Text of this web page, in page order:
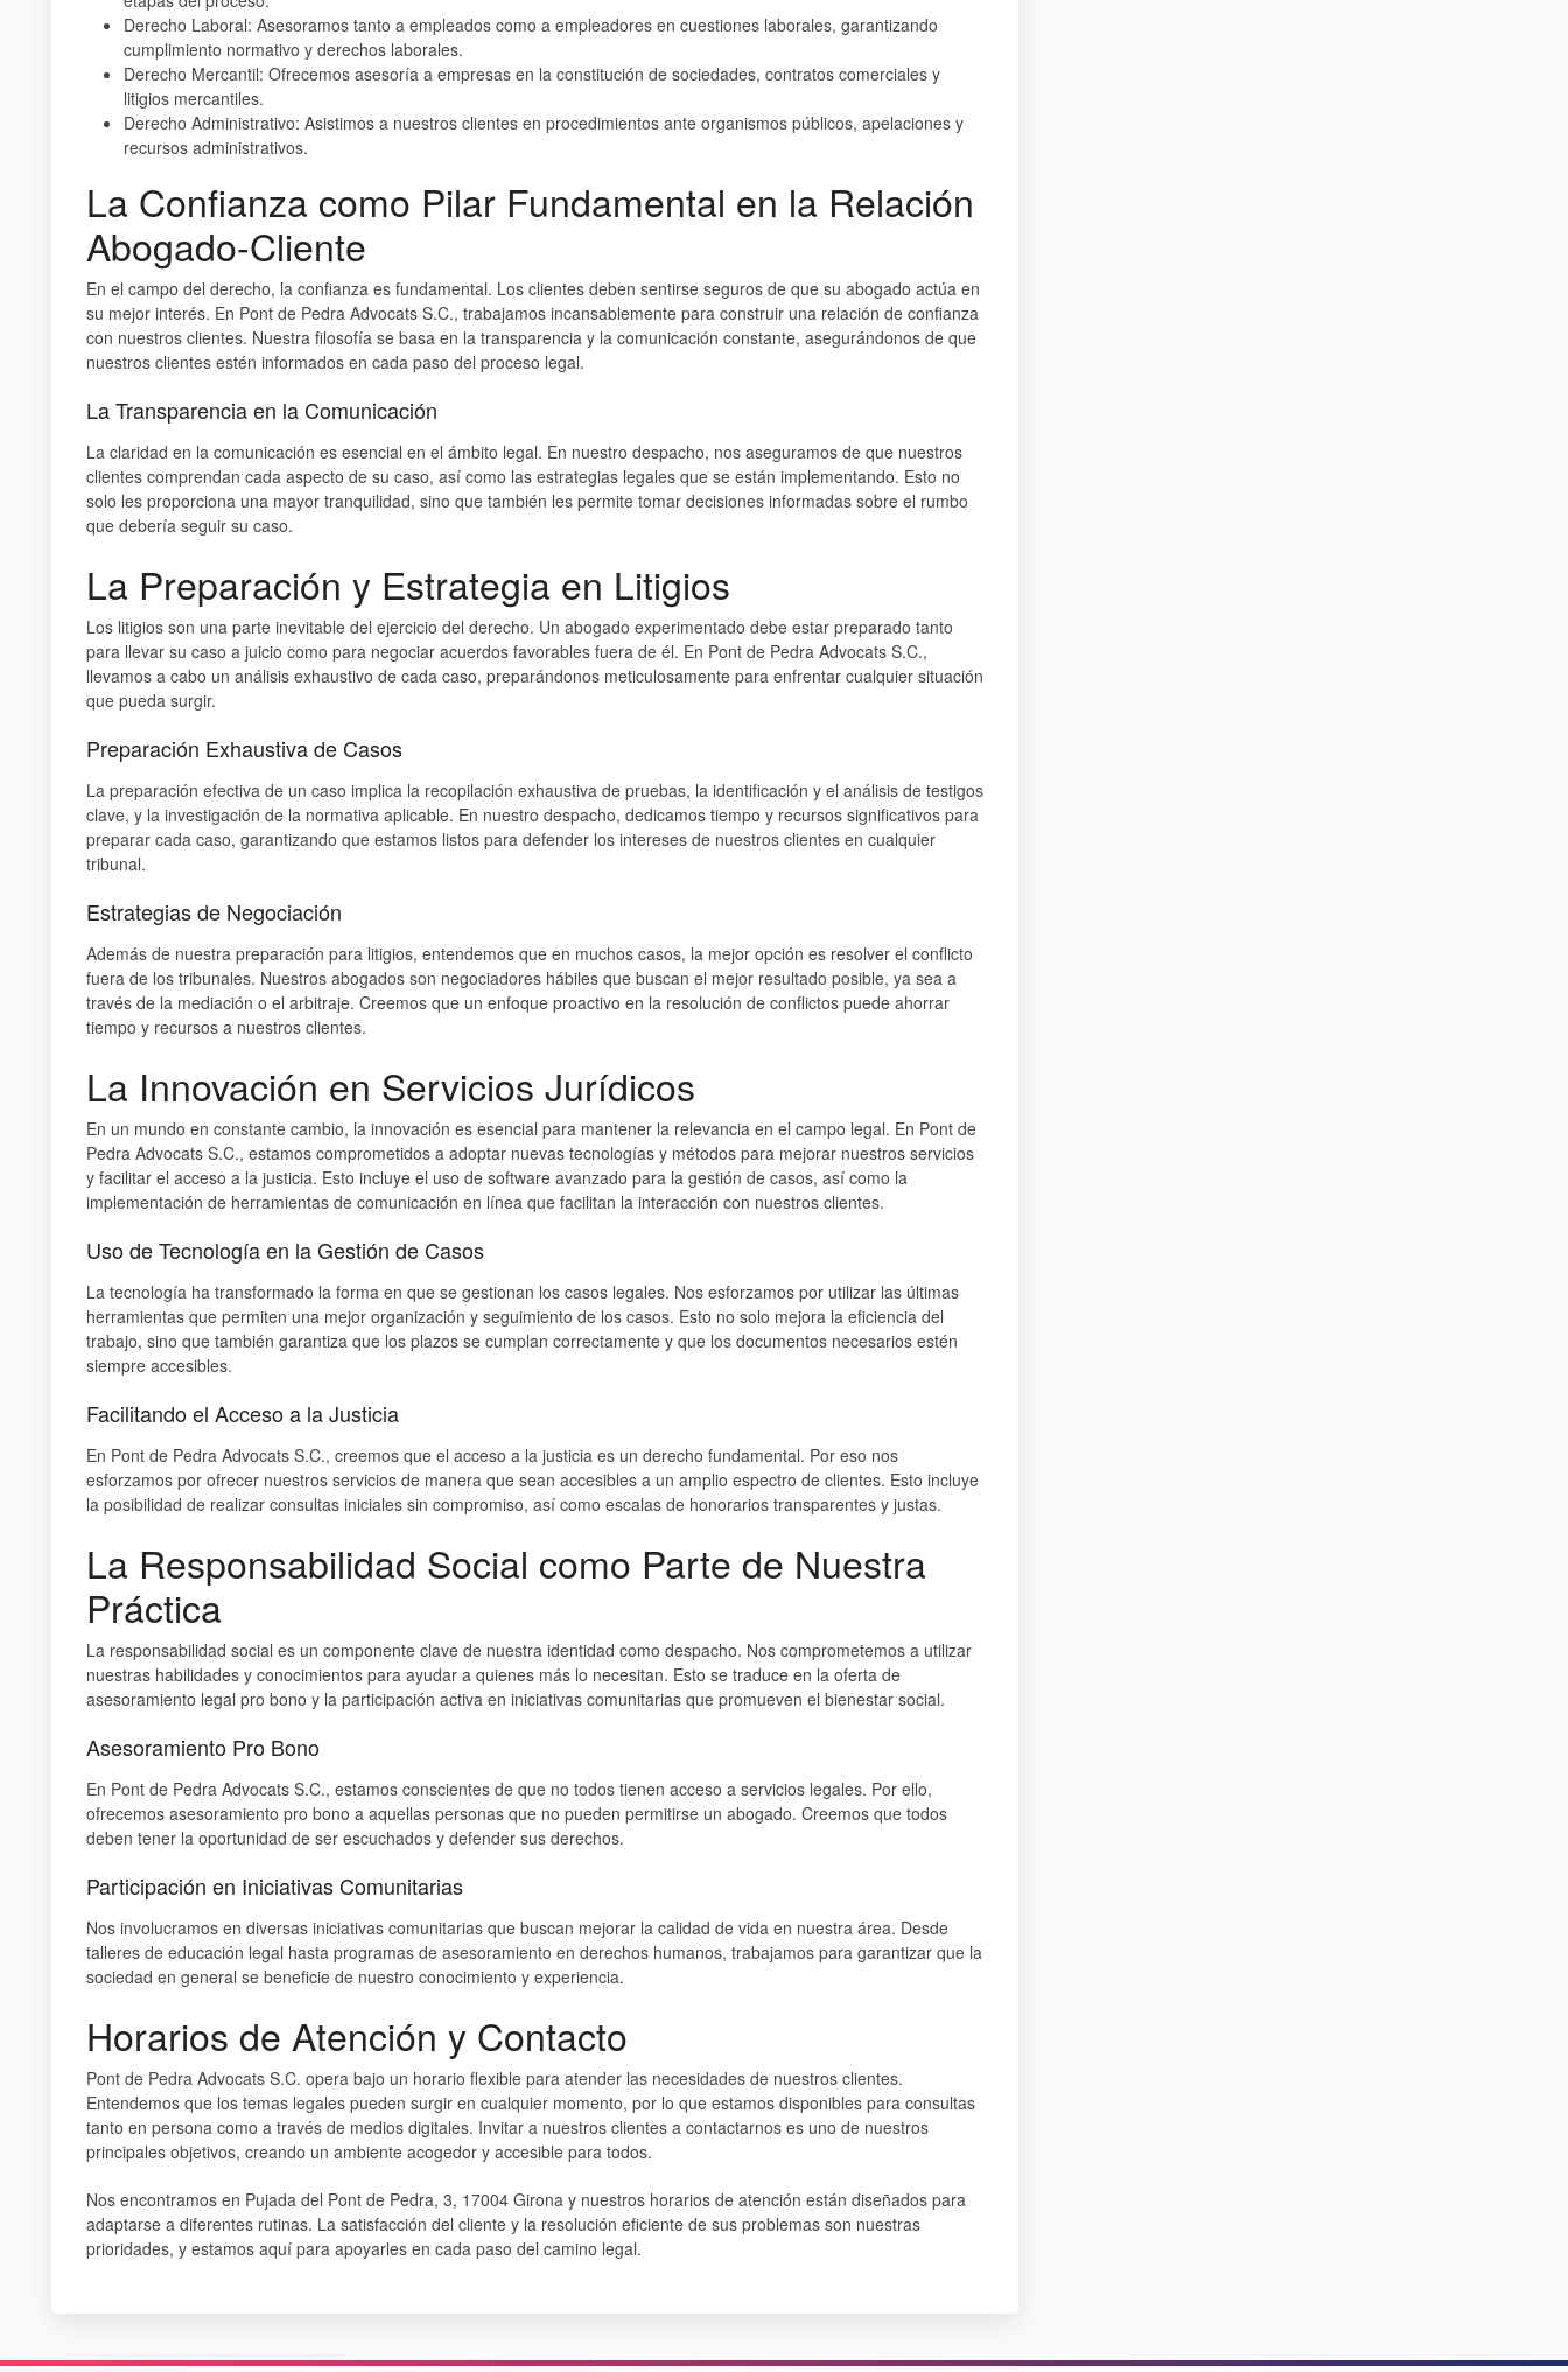
Derecho Laboral: Asesoramos tanto a empleados como a empleadores en cuestiones laborales, garantizando
cumplimiento normativo y derechos laborales.
Derecho Mercantil: Ofrecemos asesoría a empresas en la constitución de sociedades, contratos comerciales y
litigios mercantiles.
Derecho Administrativo: Asistimos a nuestros clientes en procedimientos ante organismos públicos, apelaciones y
recursos administrativos.
La Confianza como Pilar Fundamental en la Relación
Abogado-Cliente
En el campo del derecho, la confianza es fundamental. Los clientes deben sentirse seguros de que su abogado actúa en
su mejor interés. En Pont de Pedra Advocats S.C., trabajamos incansablemente para construir una relación de confianza
con nuestros clientes. Nuestra filosofía se basa en la transparencia y la comunicación constante, asegurándonos de que
nuestros clientes estén informados en cada paso del proceso legal.
La Transparencia en la Comunicación
La claridad en la comunicación es esencial en el ámbito legal. En nuestro despacho, nos aseguramos de que nuestros
clientes comprendan cada aspecto de su caso, así como las estrategias legales que se están implementando. Esto no
solo les proporciona una mayor tranquilidad, sino que también les permite tomar decisiones informadas sobre el rumbo
que debería seguir su caso.
La Preparación y Estrategia en Litigios
Los litigios son una parte inevitable del ejercicio del derecho. Un abogado experimentado debe estar preparado tanto
para llevar su caso a juicio como para negociar acuerdos favorables fuera de él. En Pont de Pedra Advocats S.C.,
llevamos a cabo un análisis exhaustivo de cada caso, preparándonos meticulosamente para enfrentar cualquier situación
que pueda surgir.
Preparación Exhaustiva de Casos
La preparación efectiva de un caso implica la recopilación exhaustiva de pruebas, la identificación y el análisis de testigos
clave, y la investigación de la normativa aplicable. En nuestro despacho, dedicamos tiempo y recursos significativos para
preparar cada caso, garantizando que estamos listos para defender los intereses de nuestros clientes en cualquier
tribunal.
Estrategias de Negociación
Además de nuestra preparación para litigios, entendemos que en muchos casos, la mejor opción es resolver el conflicto
fuera de los tribunales. Nuestros abogados son negociadores hábiles que buscan el mejor resultado posible, ya sea a
través de la mediación o el arbitraje. Creemos que un enfoque proactivo en la resolución de conflictos puede ahorrar
tiempo y recursos a nuestros clientes.
La Innovación en Servicios Jurídicos
En un mundo en constante cambio, la innovación es esencial para mantener la relevancia en el campo legal. En Pont de
Pedra Advocats S.C., estamos comprometidos a adoptar nuevas tecnologías y métodos para mejorar nuestros servicios
y facilitar el acceso a la justicia. Esto incluye el uso de software avanzado para la gestión de casos, así como la
implementación de herramientas de comunicación en línea que facilitan la interacción con nuestros clientes.
Uso de Tecnología en la Gestión de Casos
La tecnología ha transformado la forma en que se gestionan los casos legales. Nos esforzamos por utilizar las últimas
herramientas que permiten una mejor organización y seguimiento de los casos. Esto no solo mejora la eficiencia del
trabajo, sino que también garantiza que los plazos se cumplan correctamente y que los documentos necesarios estén
siempre accesibles.
Facilitando el Acceso a la Justicia
En Pont de Pedra Advocats S.C., creemos que el acceso a la justicia es un derecho fundamental. Por eso nos
esforzamos por ofrecer nuestros servicios de manera que sean accesibles a un amplio espectro de clientes. Esto incluye
la posibilidad de realizar consultas iniciales sin compromiso, así como escalas de honorarios transparentes y justas.
La Responsabilidad Social como Parte de Nuestra
Práctica
La responsabilidad social es un componente clave de nuestra identidad como despacho. Nos comprometemos a utilizar
nuestras habilidades y conocimientos para ayudar a quienes más lo necesitan. Esto se traduce en la oferta de
asesoramiento legal pro bono y la participación activa en iniciativas comunitarias que promueven el bienestar social.
Asesoramiento Pro Bono
En Pont de Pedra Advocats S.C., estamos conscientes de que no todos tienen acceso a servicios legales. Por ello,
ofrecemos asesoramiento pro bono a aquellas personas que no pueden permitirse un abogado. Creemos que todos
deben tener la oportunidad de ser escuchados y defender sus derechos.
Participación en Iniciativas Comunitarias
Nos involucramos en diversas iniciativas comunitarias que buscan mejorar la calidad de vida en nuestra área. Desde
talleres de educación legal hasta programas de asesoramiento en derechos humanos, trabajamos para garantizar que la
sociedad en general se beneficie de nuestro conocimiento y experiencia.
Horarios de Atención y Contacto
Pont de Pedra Advocats S.C. opera bajo un horario flexible para atender las necesidades de nuestros clientes.
Entendemos que los temas legales pueden surgir en cualquier momento, por lo que estamos disponibles para consultas
tanto en persona como a través de medios digitales. Invitar a nuestros clientes a contactarnos es uno de nuestros
principales objetivos, creando un ambiente acogedor y accesible para todos.
Nos encontramos en Pujada del Pont de Pedra, 3, 17004 Girona y nuestros horarios de atención están diseñados para
adaptarse a diferentes rutinas. La satisfacción del cliente y la resolución eficiente de sus problemas son nuestras
prioridades, y estamos aquí para apoyarles en cada paso del camino legal.